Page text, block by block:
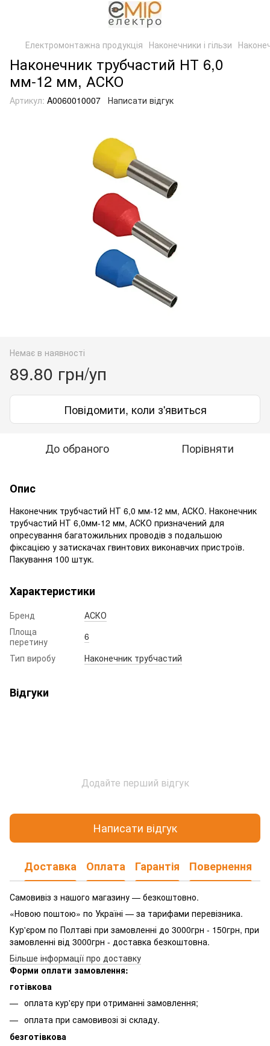
Електромонтажна продукція Наконечники і гільзи
Наконечник трубчастий НТ 6,0
мм-12 мм, АСКО
Артикул: A0060010007 Написати відгук
Немає в наявності
89.80 грн/уп
Повідомити, коли з'явиться
До обраного Порівняти
Опис
Наконечник трубчастий НТ 6,0 мм-12 мм, АСКО. Наконечник
трубчастий НТ 6,0мм-12 мм, АСКО призначений для
опресування багатожильних проводів з подальшою
фіксацією у затискачах гвинтових виконавчих пристроїв.
Пакування 100 штук.
Характеристики
Бренд
АСКО
Площа
перетину
6
Тип виробу
Наконечник трубчастий
Відгуки
Додайте перший відгук
Написати відгук
Доставка Оплата Гарантія Повернення
Самовивіз з нашого магазину — безкоштовно.
«Новою поштою» по Україні — за тарифами перевізника.
Кур'єром по Полтаві при замовленні до 3000грн - 150грн, при
замовленні від 3000грн - доставка безкоштовна.
Більше інформації про доставку
Форми оплати замовлення:
готівкова
оплата кур'єру при отриманні замовлення;
оплата при самовивозі зі складу.
безготівкова